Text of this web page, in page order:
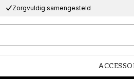
Zorgvuldig samengesteld